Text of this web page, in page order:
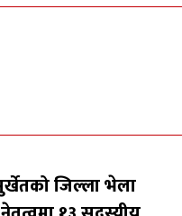
जिल्ला भेला